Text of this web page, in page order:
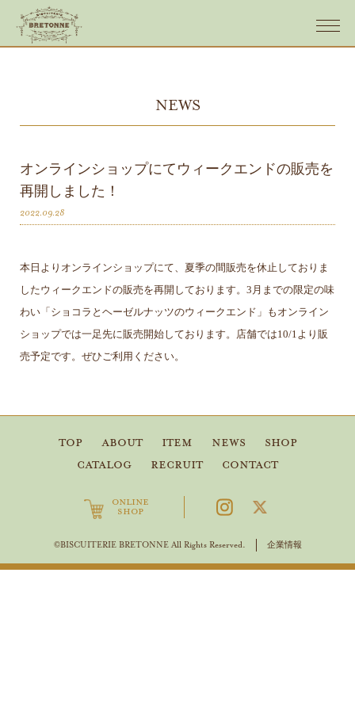
NEWS
オンラインショップにてウィークエンドの販売を
再開しました！
2022.09.28
本日よりオンラインショップにて、夏季の間販売を休止しておりま
したウィークエンドの販売を再開しております。3月までの限定の味
わい「ショコラとヘーゼルナッツのウィークエンド」もオンライン
ショップでは一足先に販売開始しております。店舗では10/1より販
売予定です。ぜひご利用ください。
TOP ABOUT ITEM NEWS
SHOP
CATALOG
RECRUIT CONTACT
ONLINE
SHOP
©BISCUITERIE BRETONNE All Rights Reserved. 企業情報